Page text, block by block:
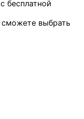
бесплатной
выбрать